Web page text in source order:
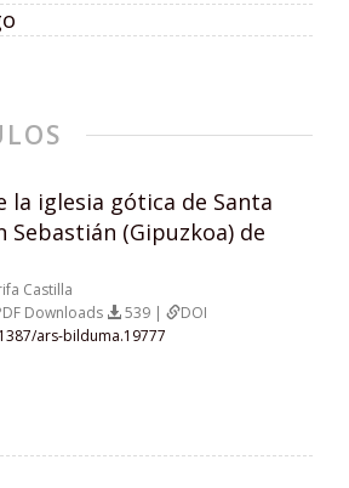
la iglesia gótica de Santa
Sebastián (Gipuzkoa) de
Castilla
Downloads 539 |
DOI
ars-bilduma.19777